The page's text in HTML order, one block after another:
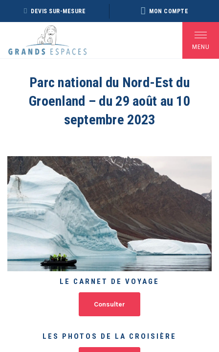
Panneau de gestion des cookies
BROCHURE RÉVEILLON
BROCHURE ARCTIQUE
2027 – NOUVELLE
VERSION
DEVIS SUR-MESURE MON COMPTE
MENU
Parc national du Nord-Est du
Groenland – du 29 août au 10
septembre 2023
LE CARNET DE VOYAGE
Consulter
LES PHOTOS DE LA CROISIÈRE